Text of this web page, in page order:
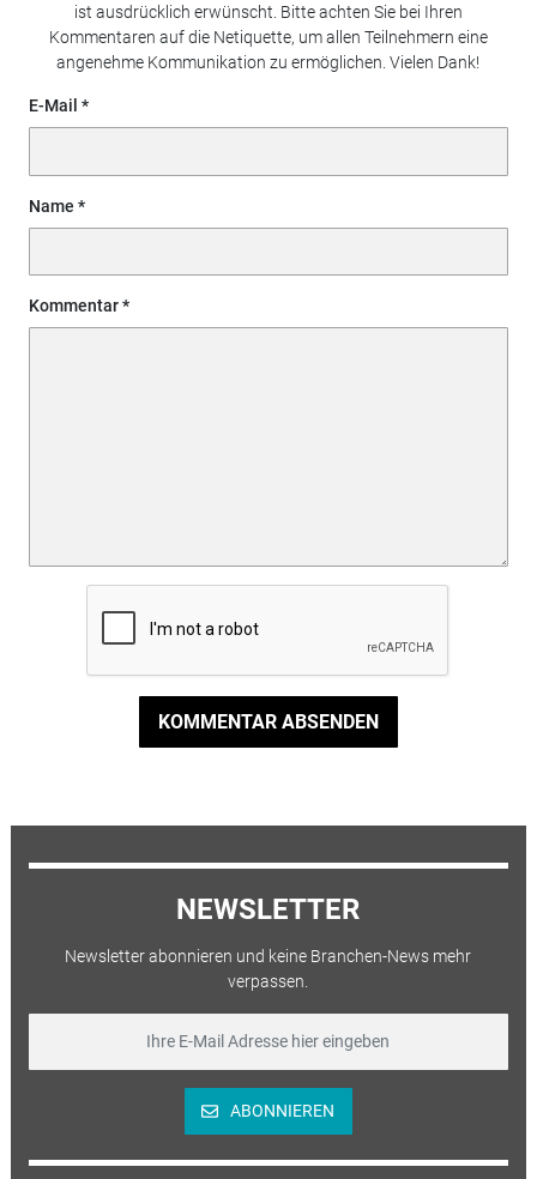
ist ausdrücklich erwünscht. Bitte achten Sie bei Ihren
Kommentaren auf die Netiquette, um allen Teilnehmern eine
angenehme Kommunikation zu ermöglichen. Vielen Dank!
E-Mail
Name
Kommentar
KOMMENTAR ABSENDEN
NEWSLETTER
Newsletter abonnieren und keine Branchen-News mehr
verpassen.
ABONNIEREN